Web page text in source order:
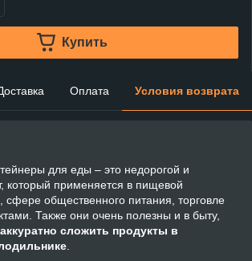
Купить
Оплата Условия возврата
для еды – это недорогой и
который применяется в пищевой
общественного питания, торговле
Также они очень полезны и в быту,
сложить продукты в